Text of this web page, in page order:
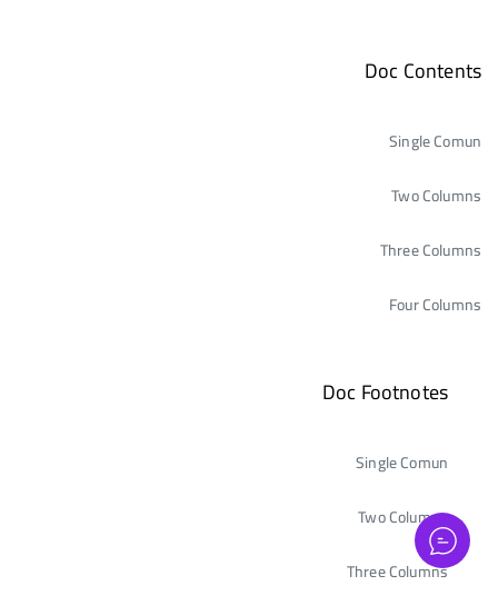
Doc Contents
Single Comun
Two Columns
Three Columns
Four Columns
Doc Footnotes
Single Comun
Two Columns
Three Columns